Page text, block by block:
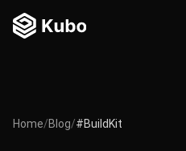
Home/Blog/#BuildKit